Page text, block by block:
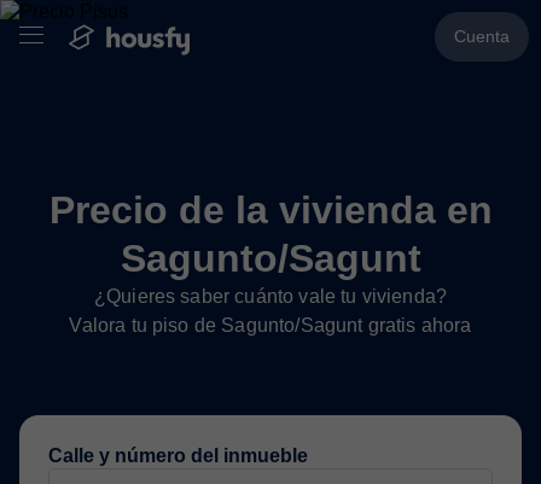
Cuenta
Precio de la vivienda en
Sagunto/Sagunt
¿Quieres saber cuánto vale tu vivienda?
Valora tu piso de Sagunto/Sagunt gratis ahora
Calle y número del inmueble